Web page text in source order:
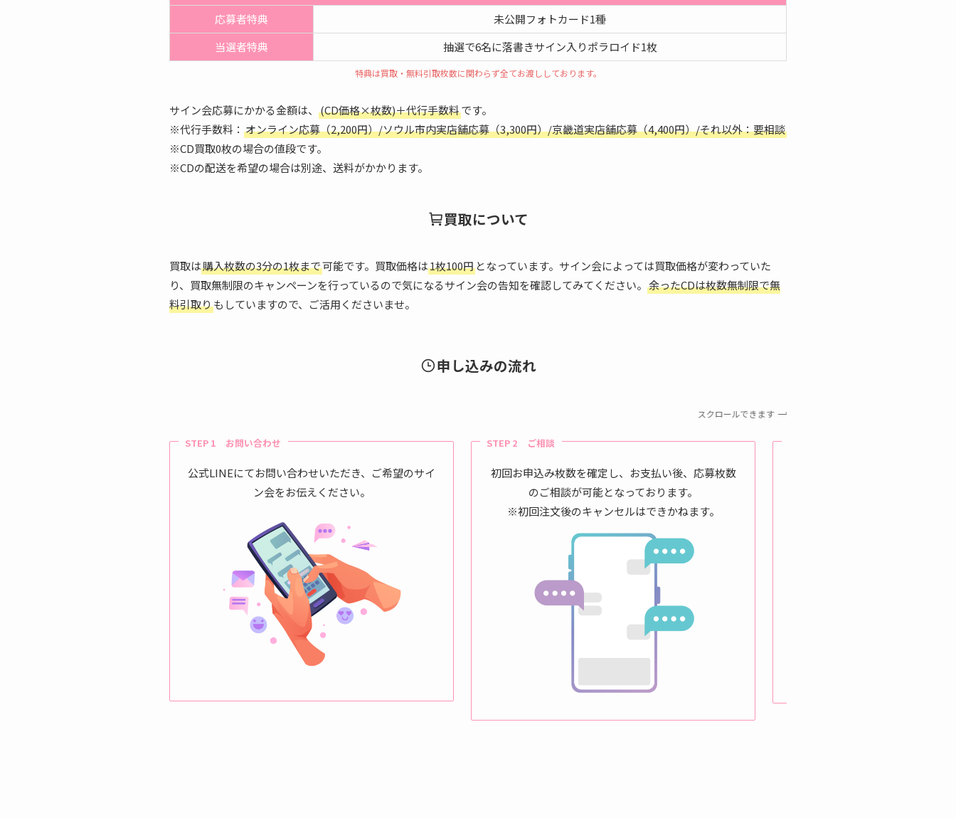
応募者特典
未公開フォトカード1種
当選者特典
抽選で6名に落書きサイン入りポラロイド1枚
特典は買取・無料引取枚数に関わらず全てお渡ししております。
サイン会応募にかかる金額は、 (CD価格×枚数)＋代行手数料です。
※代行手数料： オンライン応募（2,200円）/ソウル市内実店舗応募（3,300円）/京畿道実店舗応募（4,400円）/それ以外：要相談
※CD買取0枚の場合の値段です。
※CDの配送を希望の場合は別途、送料がかかります。
買取について
買取は購入枚数の3分の1枚まで可能です。買取価格は1枚100円 となっています。サイン会によっては買取価格が変わっていた
り、買取無制限のキャンペーンを行っているので気になるサイン会の告知を確認してみてください。 余ったCDは枚数無制限で無
料引取りもしていますので、ご活用くださいませ。
申し込みの流れ
スクロールできます
STEP 1 お問い合わせ
公式LINEにてお問い合わせいただき、ご希望のサイ
ン会をお伝えください。
STEP 2 ご相談
初回お申込み枚数を確定し、お支払い後、応募枚数
のご相談が可能となっております。
※初回注文後のキャンセルはできかねます。